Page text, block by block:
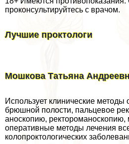
проконсультируйтесь с врачом.
Лучшие проктологи
Мошкова Татьяна
Использует клинические методы
брюшной полости, пальцевое
аноскопию, ректороманоскопию,
оперативные методы лечения
колопроктологических